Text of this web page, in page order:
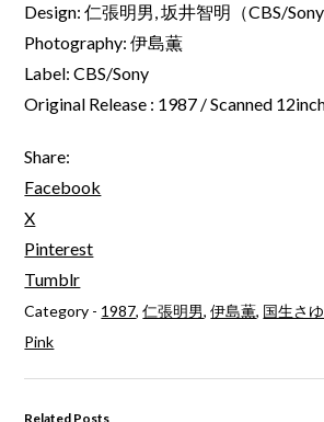
Design: 仁張明男, 坂井智明（CBS/Sony
Photography: 伊島薫
Label: CBS/Sony
Original Release : 1987 / Scanned
Share:
Facebook
X
Pinterest
Tumblr
Category - 1987,仁張明男,伊島薫, 国生さ
Pink
Related Posts